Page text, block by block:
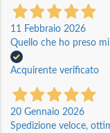
11 Febbraio 2026
Quello che ho preso
Acquirente verificato
20 Gennaio 2026
Spedizione veloce,